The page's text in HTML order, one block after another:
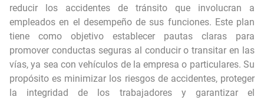
reducir los accidentes de tránsito que involucran a
empleados en el desempeño de sus funciones. Este plan
tiene como objetivo establecer pautas claras para
promover conductas seguras al conducir o transitar en las
vías, ya sea con vehículos de la empresa o particulares. Su
propósito es minimizar los riesgos de accidentes, proteger
la integridad de los trabajadores y garantizar el